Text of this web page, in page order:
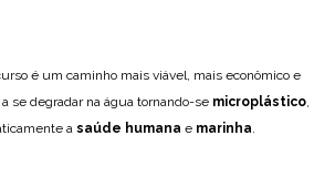
é um caminho mais viável, mais econômico e
se degradar na água tornando-se microplástico,
a saúde humana e marinha.